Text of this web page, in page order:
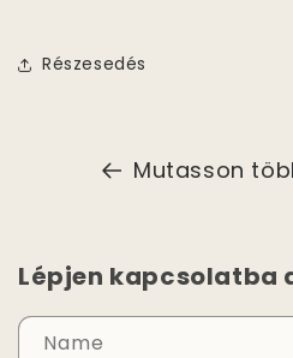
Részesedés
Mutasson
Lépjen kapcsolatba
Name